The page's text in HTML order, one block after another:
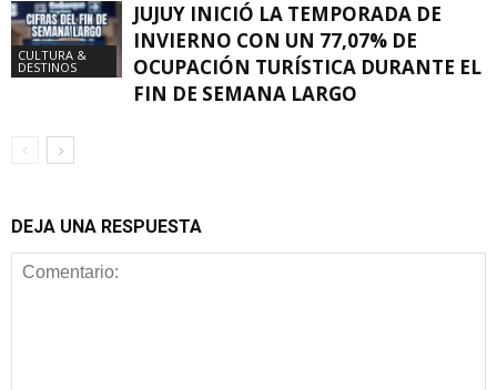
CULTURA &
DESTINOS
JUJUY INICIÓ LA TEMPORADA DE
INVIERNO CON UN 77,07% DE
OCUPACIÓN TURÍSTICA DURANTE EL
FIN DE SEMANA LARGO
DEJA UNA RESPUESTA